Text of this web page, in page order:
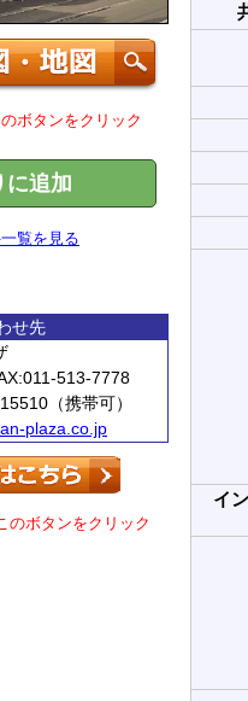
ボタンをクリック
に追加
覧を見る
せ先
513-7778
（携帯可）
plaza.co.jp
のボタンをクリック
イ